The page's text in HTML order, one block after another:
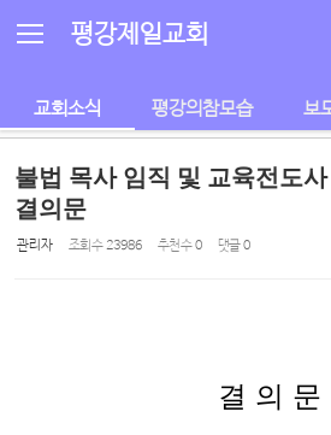
평강제일교회
교회소식 평강의참모습 보
불법 목사 임직 및 교육전도
결의문
관리자 조회 수23986 추천 수0 댓글0
결 의 문